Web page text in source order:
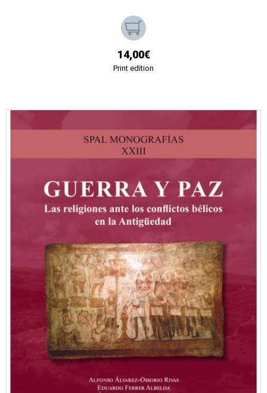
14,00€
Print edition